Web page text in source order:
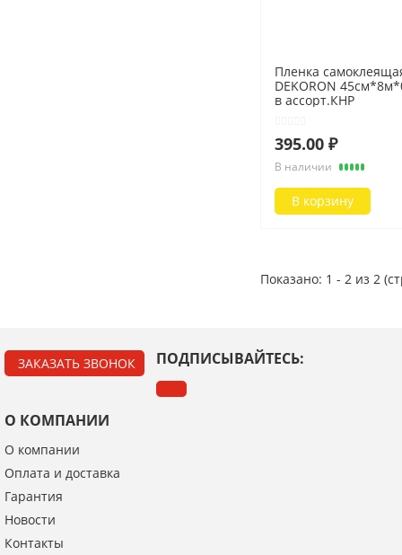
Пленка
DEKORON
в ассорт.КНР
395.00 ₽
В наличии
В корзину
Показано: 1 - 2 из 2
ЗАКАЗАТЬ ЗВОНОК ПОДПИСЫВАЙТЕСЬ:
О КОМПАНИИ
О компании
Оплата и доставка
Гарантия
Новости
Контакты